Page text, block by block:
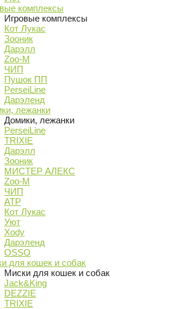
комплексы
Игровые комплексы
Кот Лукас
Зооник
Дарэлл
Zoo-M
ЧИП
Пушок ПП
PerseiLine
Дарэленд
лежанки
Домики, лежанки
PerseiLine
TRIXIE
Дарэлл
Зооник
МИСТЕР АЛЕКС
Zoo-M
ЧИП
АТР
Кот Лукас
Уют
Xody
Дарэленд
OSSO
для кошек и собак
Миски для кошек и собак
Jack&King
DEZZIE
TRIXIE